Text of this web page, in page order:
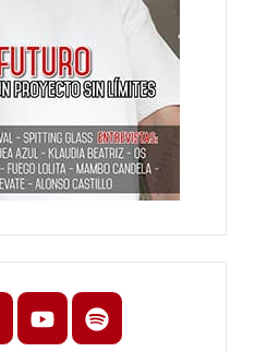
youtubespotify